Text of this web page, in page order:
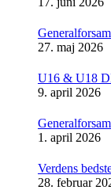
27. maj 2026
U16 & U18
9. april 2026
1. april 2026
Verdens
28. februar